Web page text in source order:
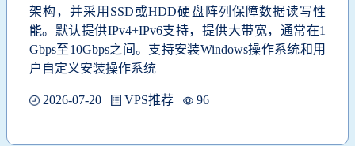
架构，并采用SSD或HDD硬盘阵列保障数据读写性
能。默认提供IPv4+IPv6支持，提供大带宽，通常在1
Gbps至10Gbps之间。支持安装Windows操作系统和用
户自定义安装操作系统
2026-07-20 VPS推荐 96